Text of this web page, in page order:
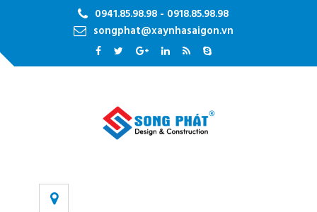
0941.85.98.98 - 0918.85.98.98
songphat@xaynhasaigon.vn